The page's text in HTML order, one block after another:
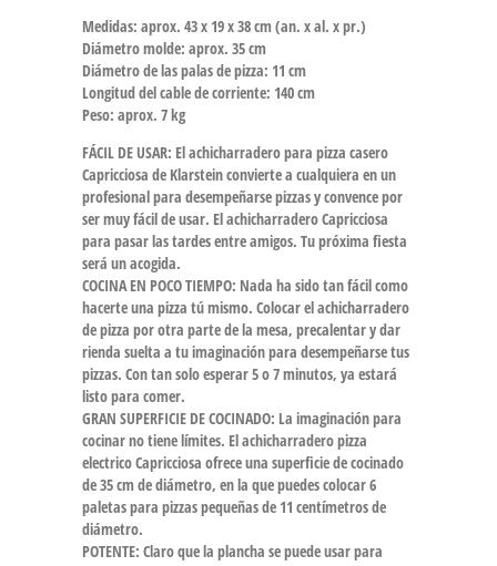
Medidas: aprox. 43 x 19 x 38 cm (an. x al. x pr.)
Diámetro molde: aprox. 35 cm
Diámetro de las palas de pizza: 11 cm
Longitud del cable de corriente: 140 cm
Peso: aprox. 7 kg
FÁCIL DE USAR: El achicharradero para pizza casero
Capricciosa de Klarstein convierte a cualquiera en un
profesional para desempeñarse pizzas y convence por
ser muy fácil de usar. El achicharradero Capricciosa
para pasar las tardes entre amigos. Tu próxima fiesta
será un acogida.
COCINA EN POCO TIEMPO: Nada ha sido tan fácil como
hacerte una pizza tú mismo. Colocar el achicharradero
de pizza por otra parte de la mesa, precalentar y dar
rienda suelta a tu imaginación para desempeñarse tus
pizzas. Con tan solo esperar 5 o 7 minutos, ya estará
listo para comer.
GRAN SUPERFICIE DE COCINADO: La imaginación para
cocinar no tiene límites. El achicharradero pizza
electrico Capricciosa ofrece una superficie de cocinado
de 35 cm de diámetro, en la que puedes colocar 6
paletas para pizzas pequeñas de 11 centímetros de
diámetro.
POTENTE: Claro que la plancha se puede usar para